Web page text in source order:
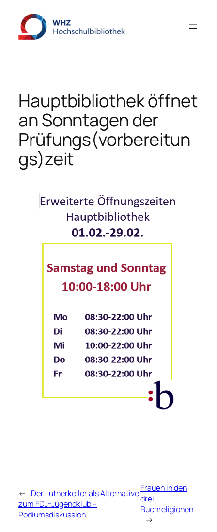
Inhalt
springen
Hauptbibliothek öffnet
an Sonntagen der
Prüfungs(vorbereitun
gs)zeit
← Der Lutherkeller als Alternative
zum FDJ-Jugendklub –
Podiumsdiskussion
Frauen in den
drei
Buchreligionen
→